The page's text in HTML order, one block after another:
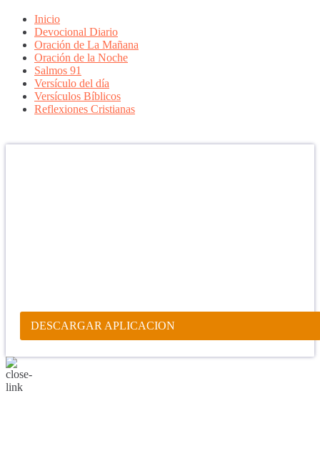
Inicio
Devocional Diario
Oración de La Mañana
Oración de la Noche
Salmos 91
Versículo del día
Versículos Bíblicos
Reflexiones Cristianas
DESCARGAR APLICACION